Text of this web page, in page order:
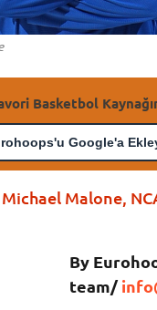
Basketbol
Google'a
Malone,
By
team/